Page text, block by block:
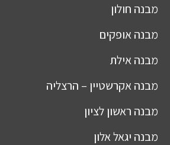
מבנה חולון
מבנהאופקים
מבנהאילת
מבנהאקרשטיין – הרצליה
מבנה ראשון לציון
מבנה יגאל אלון